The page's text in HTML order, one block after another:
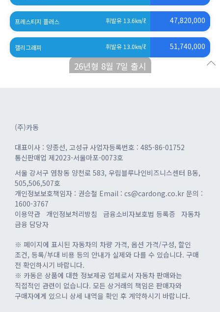
26년형 8월 7일 출시
프레스티지 플러스 휘발유 13.6㎞/ℓ 47,820,000
캘리그래피 휘발유 13.0㎞/ℓ 51,740,000
(주)카동
대표이사 : 양종선, 고성규 사업자등록번호 : 485-86-01752
통신판매업 제2023-서울마포-0073호
서울 강서구 염창동 양천로 583, 우림블루나인비즈니스센터 B동,
505,506,507호
개인정보보호책임자 : 권승철 Email : cs@cardong.co.kr 문의 :
1600-3767
이용약관
개인정보처리방침 금융소비자보호법 등록증
자동차
금융 담당자
※ 페이지에 표시된 자동차의 차량 가격, 옵션 가격/구성, 할인
조건, 등록/부대 비용 등의 안내가 실제와 다를 수 있습니다. 구매
전 확인하시기 바랍니다.
※ 카동은 상품에 대한 정보제공 업체로서 자동차 판매와는
직접적인 관련이 없습니다. 모든 상거래의 책임은 판매자와
구매자에게 있으니 상세 내역을 확인 후 계약하시기 바랍니다.